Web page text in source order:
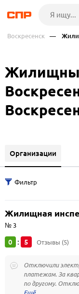
Воскресенск —
Организации
Жилищная
№ 3
0 : 5 Отзывы (5)
Отключили
платежам. За
по другому.